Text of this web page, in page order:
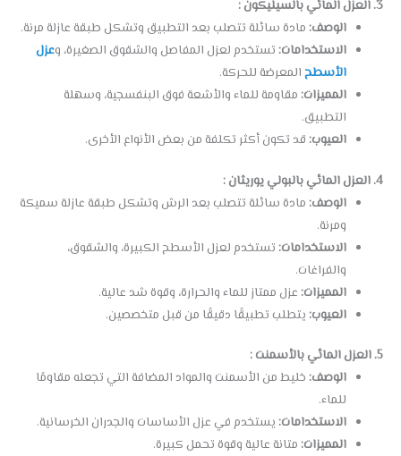
3. العزل المائي بالسيليكون :
الوصف:مادة سائلة تتصلب بعد التطبيق وتشكل طبقة عازلة مرنة.
الاستخدامات:تستخدم لعزل المفاصل والشقوق الصغيرة، وعزل
الأسطحالمعرضة للحركة.
المميزات:مقاومة للماء والأشعة فوق البنفسجية، وسهلة
التطبيق.
العيوب:قد تكون أكثر تكلفة من بعض الأنواع الأخرى.
4. العزل المائي بالبولي يوريثان :
الوصف:مادة سائلة تتصلب بعد الرش وتشكل طبقة عازلة سميكة
ومرنة.
الاستخدامات:تستخدم لعزل الأسطح الكبيرة، والشقوق،
والفراغات.
المميزات:عزل ممتاز للماء والحرارة، وقوة شد عالية.
العيوب:يتطلب تطبيقًا دقيقًا من قبل متخصصين.
5. العزل المائي بالأسمنت :
الوصف:خليط من الأسمنت والمواد المضافة التي تجعله مقاومًا
للماء.
الاستخدامات:يستخدم في عزل الأساسات والجدران الخرسانية.
المميزات:متانة عالية وقوة تحمل كبيرة.